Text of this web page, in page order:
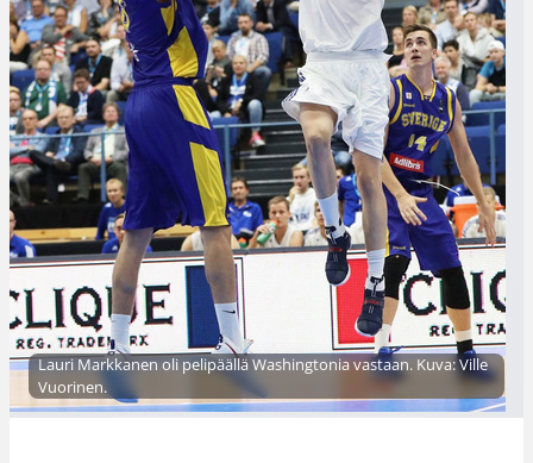
Lauri Markkanen oli pelipäällä Washingtonia vastaan. Kuva: Ville
Vuorinen.